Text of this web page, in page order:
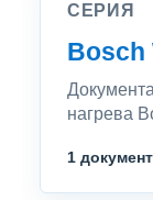
СЕРИЯ
Bosch
нагрева
1